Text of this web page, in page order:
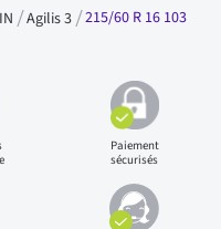
Agilis 3 215/60 R 16 103
Paiement
sécurisés